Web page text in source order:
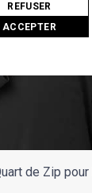
de Zip
REFUSER
ACCEPTER